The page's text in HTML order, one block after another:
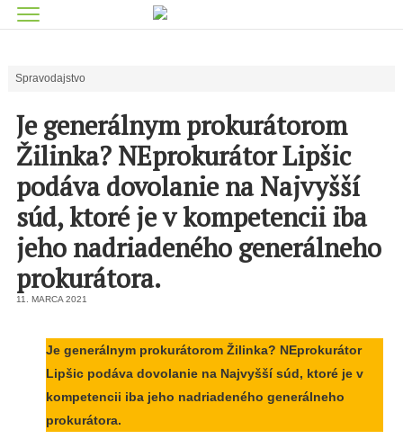
Spravodajstvo
Je generálnym prokurátorom
Žilinka? NEprokurátor Lipšic
podáva dovolanie na Najvyšší
súd, ktoré je v kompetencii iba
jeho nadriadeného generálneho
prokurátora.
11. MARCA 2021
Je generálnym prokurátorom Žilinka? NEprokurátor
Lipšic podáva dovolanie na Najvyšší súd, ktoré je v
kompetencii iba jeho nadriadeného generálneho
prokurátora.